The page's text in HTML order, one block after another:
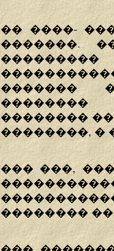
�� ����-
�������.
�������
��������
��������, �
��� ���,
��������